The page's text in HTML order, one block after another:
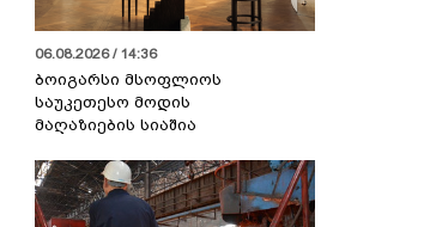
06.08.2026 / 14:36
ბოიგარსი მსოფლიოს
საუკეთესო მოდის
მაღაზიების სიაშია